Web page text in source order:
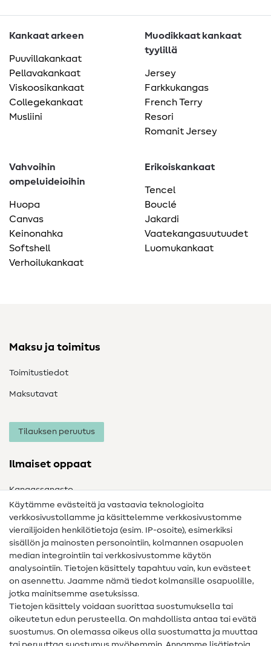
Kankaat arkeen
Puuvillakankaat
Pellavakankaat
Viskoosikankaat
Collegekankaat
Musliini
Muodikkaat kankaat
tyylillä
Jersey
Farkkukangas
French Terry
Resori
Romanit Jersey
Vahvoihin
ompeluideioihin
Huopa
Canvas
Keinonahka
Softshell
Verhoilukankaat
Erikoiskankaat
Tencel
Bouclé
Jakardi
Vaatekangasuutuudet
Luomukankaat
Maksu ja toimitus
Toimitustiedot
Maksutavat
Tilauksen peruutus
Ilmaiset oppaat
Kangassanasto
Ompelusanasto
Ompeluohjeet
Apua ja yhteystiedot
Yhteystiedot
Tietoa omistajanvaihdoksesta
FAQ
Käytämme evästeitä ja vastaavia teknologioita
verkkosivustollamme ja käsittelemme verkkosivustomme
vierailijoiden henkilötietoja (esim. IP-osoite), esimerkiksi
sisällön ja mainosten personointiin, kolmannen osapuolen
median integrointiin tai verkkosivustomme käytön
analysointiin. Tietojen käsittely tapahtuu vain, kun evästeet
on asennettu. Jaamme nämä tiedot kolmansille osapuolille,
jotka mainitsemme asetuksissa.
Tietojen käsittely voidaan suorittaa suostumuksella tai
oikeutetun edun perusteella. On mahdollista antaa tai evätä
suostumus. On olemassa oikeus olla suostumatta ja muuttaa